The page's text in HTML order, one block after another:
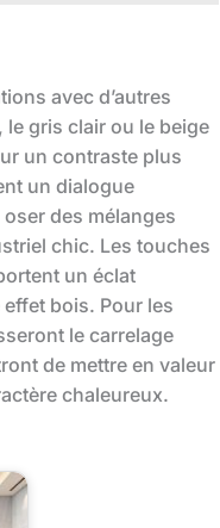
avec d’autres
gris clair ou le beige
un contraste plus
un dialogue
des mélanges
chic. Les touches
un éclat
bois. Pour les
le carrelage
de mettre en valeur
chaleureux.